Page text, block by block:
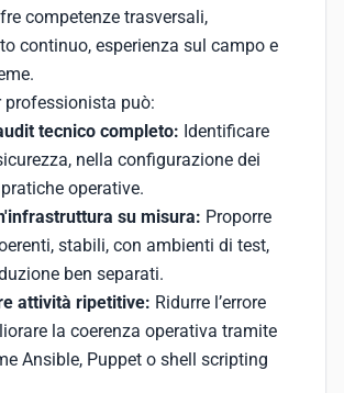
competenze trasversali,
continuo, esperienza sul campo e
professionista può:
tecnico completo: Identificare
nella configurazione dei
operative.
su misura: Proporre
stabili, con ambienti di test,
ben separati.
attività ripetitive: Ridurre l’errore
la coerenza operativa tramite
Ansible, Puppet o shell scripting